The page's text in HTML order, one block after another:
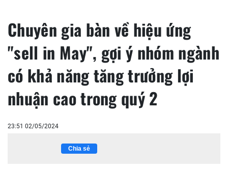
Chuyên gia bàn về hiệu ứng
"sell in May", gợi ý nhóm ngành
có khả năng tăng trưởng lợi
nhuận cao trong quý 2
23:51 02/05/2024
Chia sẻ